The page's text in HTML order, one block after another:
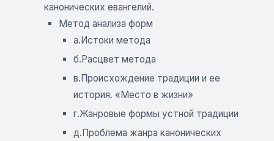
канонических евангелий.
Метод анализа форм
а.Истоки метода
б.Расцвет метода
в.Происхождение традиции и ее
история. «Место в жизни»
г.Жанровые формы устной традиции
д.Проблема жанра канонических